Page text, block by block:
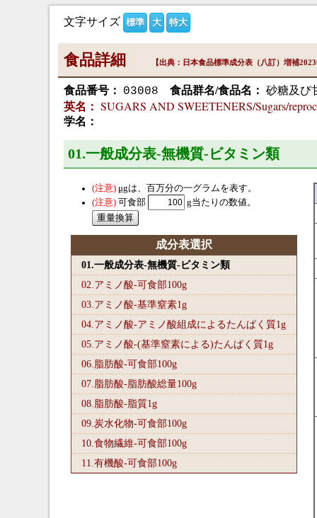
文字サイズ 標準 大 特大
食品詳細 【出典：日本食品標準成分表（八訂）増補
食品番号： 03008 食品群名/食品名： 砂糖及び
英名： SUGARS AND SWEETENERS/Sugars/
学名：
01.一般成分表-無機質-ビタミン類
μgは、百万分の一グラムを表す。
可食部
g当たりの数値。
成分表選択
01.一般成分表-無機質-ビタミン類
02.アミノ酸-可食部100g
03.アミノ酸-基準窒素1g
04.アミノ酸-アミノ酸組成によるたんぱく質1g
05.アミノ酸-(基準窒素による)たんぱく質1g
06.脂肪酸-可食部100g
07.脂肪酸-脂肪酸総量100g
08.脂肪酸-脂質1g
09.炭水化物-可食部100g
10.食物繊維-可食部100g
11.有機酸-可食部100g